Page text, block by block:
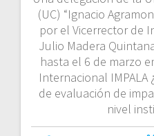
(UC) “Ignacio
por el Vicerrector de
Julio Madera
hasta el 6 de marzo
Internacional
de evaluación de
nivel